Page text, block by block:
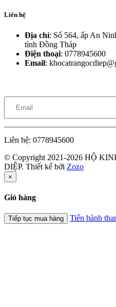
Liên hệ
Địa chỉ: Số 564, ấp An
tỉnh Đồng Tháp
Điện thoại: 0778945600
Email:
Liên hệ: 0778945600
© Copyright 2021-2026 HỘ
DIỆP. Thiết kế bởi Zozo
×
Giỏ hàng
Tiếp tục mua hàng Tiến hành